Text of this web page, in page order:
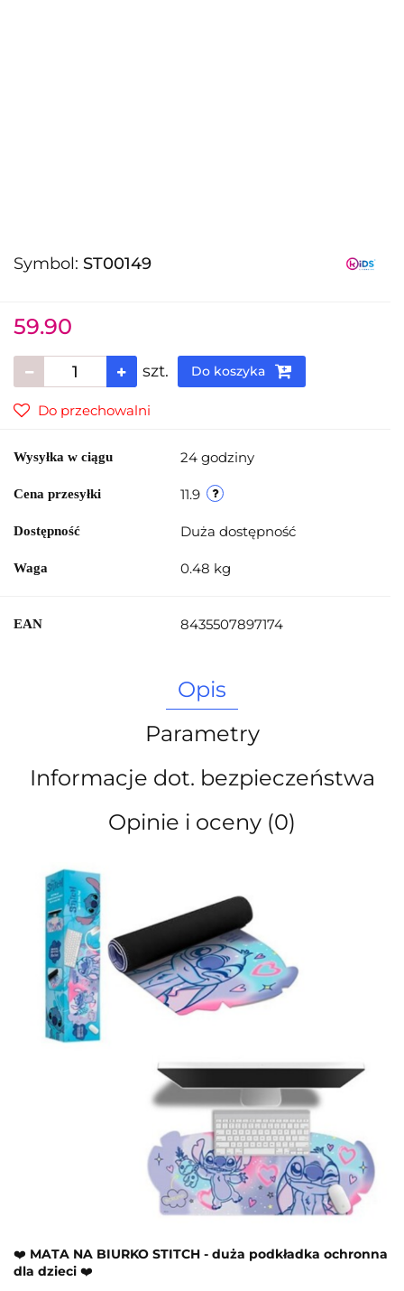
Symbol: ST00149
59.90
szt. Do koszyka
Do przechowalni
Wysyłka w ciągu 24 godziny
Cena przesyłki 11.9
Dostępność Duża dostępność
Waga 0.48 kg
EAN 8435507897174
Opis
Parametry
Informacje dot. bezpieczeństwa
Opinie i oceny (0)
❤️ MATA NA BIURKO STITCH - duża podkładka ochronna
dla dzieci ❤️